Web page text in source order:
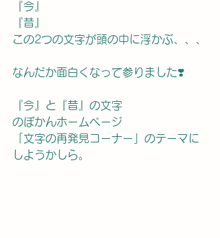
『今』
『昔』
この2つの文字が頭の中に浮かぶ、、、
なんだか面白くなって参りました❣️
『今』と『昔』の文字
のぼかんホームページ
「文字の再発見コーナー」のテーマに
しようかしら。